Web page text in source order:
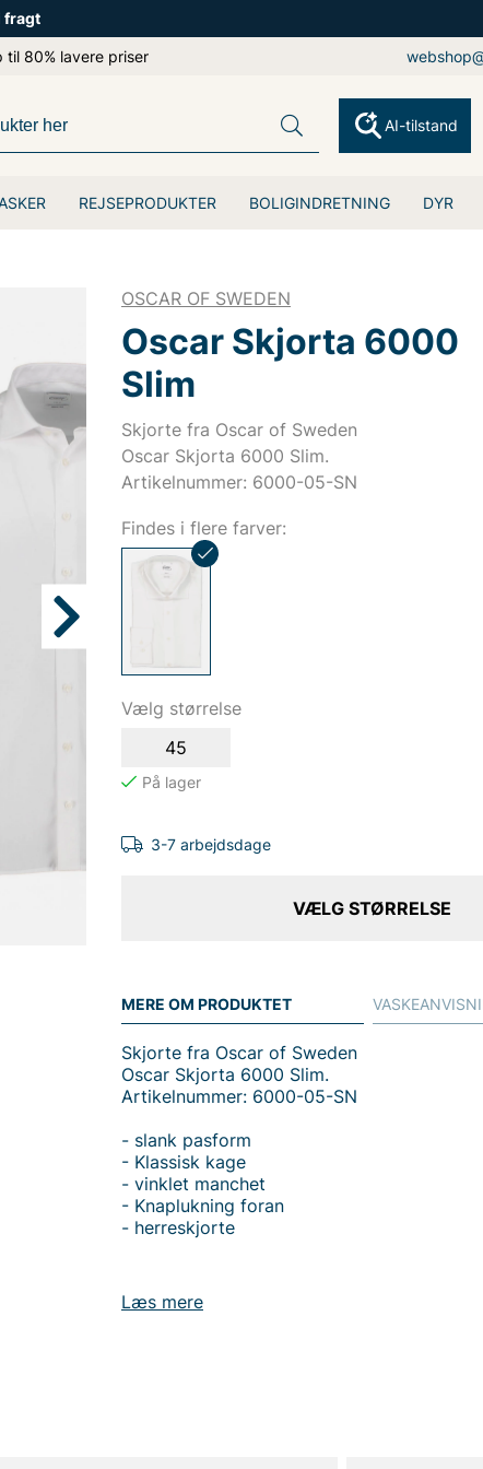
fragt
80% lavere priser
REJSEPRODUKTER BOLIGINDRETNING DYR
AI-tilstand
OSCAR OF SWEDEN
Oscar Skjorta 6000
Slim
Skjorte fra Oscar of Sweden
Oscar Skjorta 6000 Slim.
Artikelnummer: 6000-05-SN
Findes i flere farver:
Vælg størrelse
45
3-7 arbejdsdage
VÆLG STØRRELSE
MERE OM PRODUKTET
Læs mere
Skjorte fra Oscar of Sweden
Oscar Skjorta 6000 Slim.
Artikelnummer: 6000-05-SN
- slank pasform
- Klassisk kage
- vinklet manchet
- Knaplukning foran
- herreskjorte